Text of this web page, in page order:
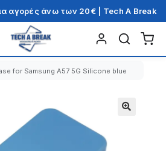
αγορές άνω των 20€ | Tech A Break
for Samsung A57 5G Silicone blue